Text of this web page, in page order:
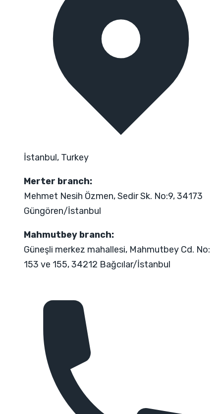
İstanbul, Turkey
Merter branch:
Mehmet Nesih Özmen, Sedir Sk. No:9, 34173
Güngören/İstanbul
Mahmutbey branch:
Güneşli merkez mahallesi, Mahmutbey Cd. No:
153 ve 155, 34212 Bağcılar/İstanbul